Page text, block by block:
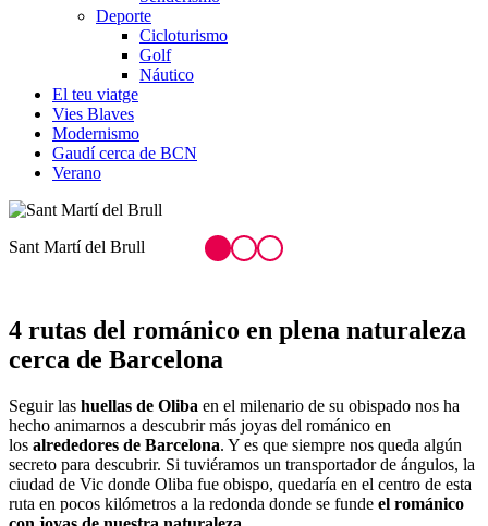
Deporte
Cicloturismo
Golf
Náutico
El teu viatge
Vies Blaves
Modernismo
Gaudí cerca de BCN
Verano
Sant Pere de Casserres
4 rutas del románico en plena naturaleza
cerca de Barcelona
Seguir las huellas de Oliba en el milenario de su obispado nos ha
hecho animarnos a descubrir más joyas del románico en
los alrededores de Barcelona. Y es que siempre nos queda algún
secreto para descubrir. Si tuviéramos un transportador de ángulos, la
ciudad de Vic donde Oliba fue obispo, quedaría en el centro de esta
ruta en pocos kilómetros a la redonda donde se funde el románico